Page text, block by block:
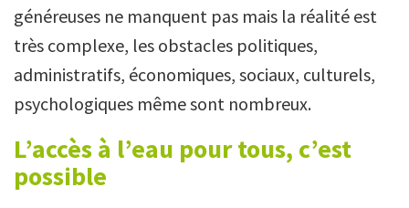
généreuses ne manquent pas mais la réalité est
très complexe, les obstacles politiques,
administratifs, économiques, sociaux, culturels,
psychologiques même sont nombreux.
L’accès à l’eau pour tous, c’est
possible